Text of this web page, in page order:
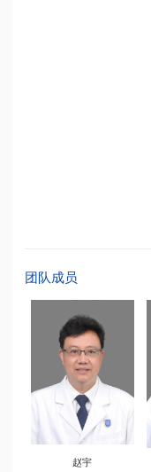
团队成员
赵宇